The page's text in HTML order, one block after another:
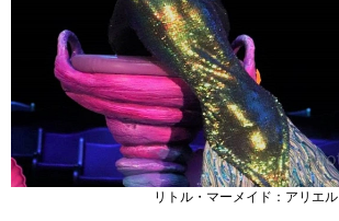
リトル・マーメイド：アリエル